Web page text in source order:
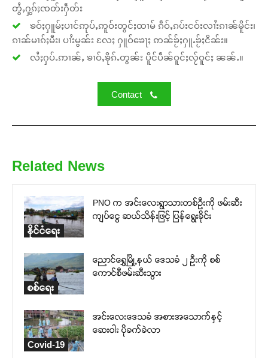
တွႆႇႁွၵ်ႈၸတ်းႁဵတ်း
ၶဝ်ႈႁူမ်ႈပၢင်ဢုပ်ႇဢူဝ်းတွင်ႈထၢမ် ၵဵဝ်ႇၵပ်းငဝ်းလၢႆးၵၢၼ်မိူင်း၊
ၵၢၼ်မၢၵ်ႈမီး၊ ပၢႆးမွၼ်း လႄႈ ႁူဝ်ၶေႃႈ ဢၼ်ၶႂ်ႈႁူႉၶႂ်ႈငိၼ်း။
လႆႈႁပ်ႉဢၢၼ်ႇ ၶၢဝ်ႇၶိုၵ်ႉတွၼ်း ပိူင်ပဵၼ်ဝူင်ႈလႂ်ဝူင်ႈ ၼၼ်ႉ။
Contact
Related News
နိုင်ငံရေး
PNO က အင်းလေးရွာသားတစ်ဦးကို ဖမ်းဆီး
ကျပ်ငွေ ဆယ်သိန်းဖြင့် ပြန်ရွေးခိုင်း
စစ်ရေး
ညောင်ရွှေမြို့နယ် ဒေသခံ ၂ ဦးကို စစ်
ကောင်စီဖမ်းဆီးသွား
Covid-19
အင်းလေးဒေသခံ အစားအသောက်နှင့်
ဆေးဝါး ပိုခက်ခဲလာ